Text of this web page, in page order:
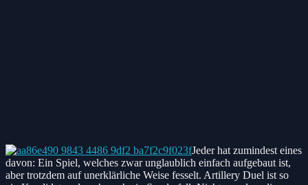
Jeder hat zumindest eines
davon: Ein Spiel, welches zwar unglaublich einfach aufgebaut ist,
aber trotzdem auf unerklärliche Weise fesselt. Artillery Duel ist so